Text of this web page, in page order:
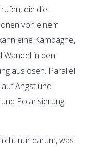
die die
von einem
eine Kampagne,
Wandel in den
auslösen. Parallel
Angst und
Polarisierung
nur darum, was